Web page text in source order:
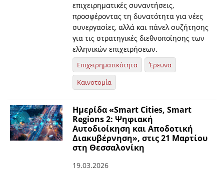
επιχειρηματικές συναντήσεις,
προσφέροντας τη δυνατότητα για νέες
συνεργασίες, αλλά και πάνελ συζήτησης
για τις στρατηγικές διεθνοποίησης των
ελληνικών επιχειρήσεων.
Επιχειρηματικότητα
Έρευνα
Καινοτομία
Ημερίδα «Smart Cities, Smart
Regions 2: Ψηφιακή
Αυτοδιοίκηση και Αποδοτική
Διακυβέρνηση», στις 21 Μαρτίου
στη Θεσσαλονίκη
19.03.2026